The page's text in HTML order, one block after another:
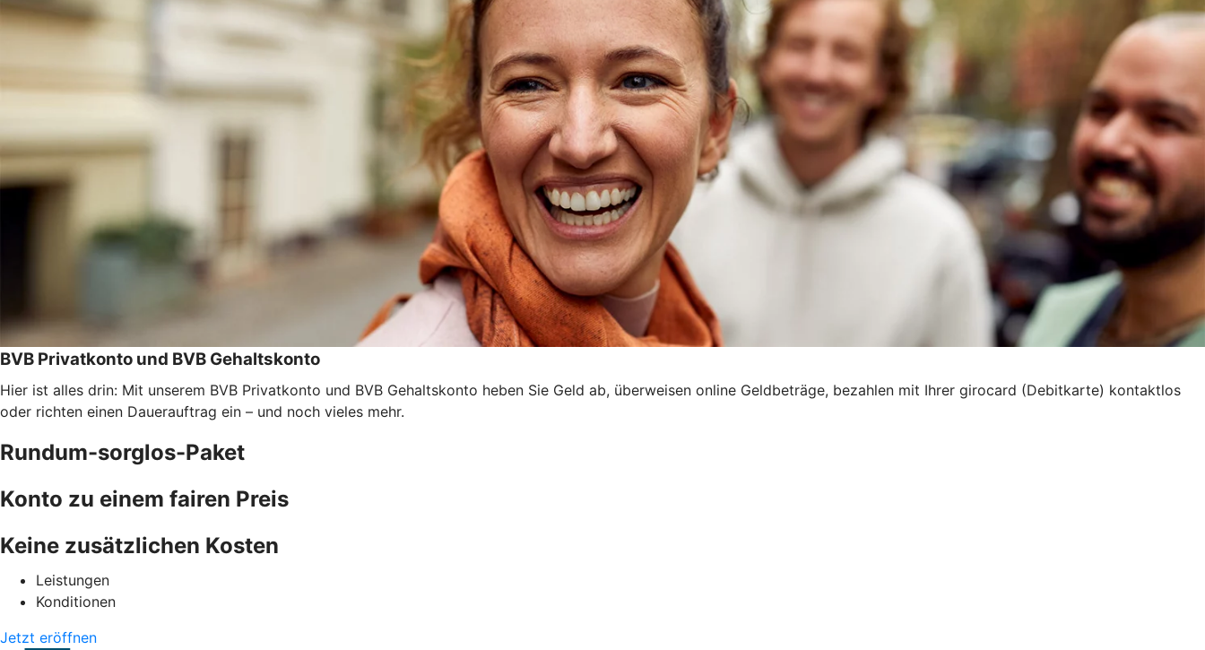
BVB Privatkonto und BVB Gehaltskonto
Hier ist alles drin: Mit unserem BVB Privatkonto und BVB Gehaltskonto heben Sie Geld ab, überweisen online Geldbeträge, bezahlen mit Ihrer girocard (Debitkarte) kontaktlos
oder richten einen Dauerauftrag ein – und noch vieles mehr.
Rundum-sorglos-Paket
Konto zu einem fairen Preis
Keine zusätzlichen Kosten
Leistungen
Konditionen
Jetzt eröffnen